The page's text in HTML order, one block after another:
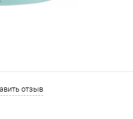
отзыв